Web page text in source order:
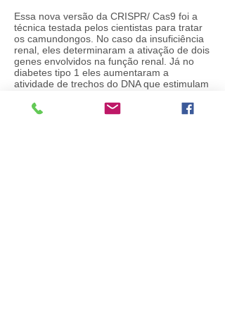
Essa nova versão da CRISPR/ Cas9 foi a
técnica testada pelos cientistas para tratar
os camundongos. No caso da insuficiência
renal, eles determinaram a ativação de dois
genes envolvidos na função renal. Já no
diabetes tipo 1 eles aumentaram a
atividade de trechos do DNA que estimulam
insulina. Por fim, na distrofia muscular, eles
ativaram genes que estudos anteriores